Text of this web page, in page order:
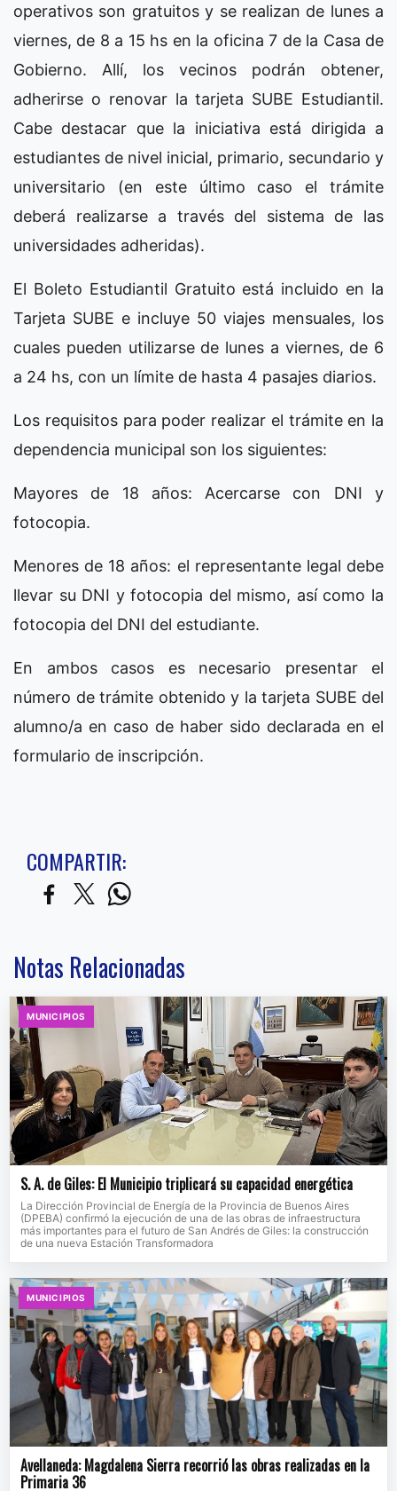
operativos son gratuitos y se realizan de lunes a
viernes, de 8 a 15 hs en la oficina 7 de la Casa de
Gobierno. Allí, los vecinos podrán obtener,
adherirse o renovar la tarjeta SUBE Estudiantil.
Cabe destacar que la iniciativa está dirigida a
estudiantes de nivel inicial, primario, secundario y
universitario (en este último caso el trámite
deberá realizarse a través del sistema de las
universidades adheridas).
El Boleto Estudiantil Gratuito está incluido en la
Tarjeta SUBE e incluye 50 viajes mensuales, los
cuales pueden utilizarse de lunes a viernes, de 6
a 24 hs, con un límite de hasta 4 pasajes diarios.
Los requisitos para poder realizar el trámite en la
dependencia municipal son los siguientes:
Mayores de 18 años: Acercarse con DNI y
fotocopia.
Menores de 18 años: el representante legal debe
llevar su DNI y fotocopia del mismo, así como la
fotocopia del DNI del estudiante.
En ambos casos es necesario presentar el
número de trámite obtenido y la tarjeta SUBE del
alumno/a en caso de haber sido declarada en el
formulario de inscripción.
COMPARTIR:
Notas Relacionadas
MUNICIPIOS
S. A. de Giles: El Municipio triplicará su capacidad energética
La Dirección Provincial de Energía de la Provincia de Buenos Aires
(DPEBA) confirmó la ejecución de una de las obras de infraestructura
más importantes para el futuro de San Andrés de Giles: la construcción
de una nueva Estación Transformadora
MUNICIPIOS
Avellaneda: Magdalena Sierra recorrió las obras realizadas en la
Primaria 36